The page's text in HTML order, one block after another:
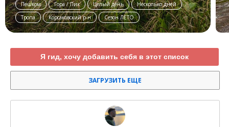
Пешком Гора / Пик Целый день
Несколько дней
Тропа
Корсаковский р-н Сезон ЛЕТО
Я гид, хочу добавить себя в этот список
ЗАГРУЗИТЬ ЕЩЕ